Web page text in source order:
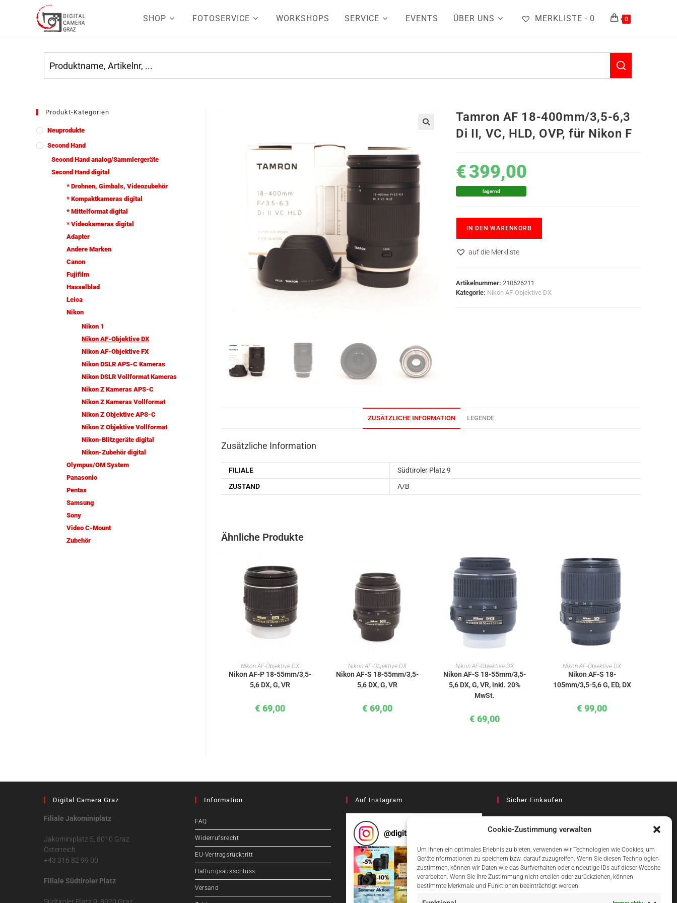
Cookie-Zustimmung verwalten
Um Ihnen ein optimales Erlebnis zu bieten, verwenden wir Technologien wie Cookies, um
Geräteinformationen zu speichern bzw. darauf zuzugreifen. Wenn Sie diesen Technologien
zustimmen, können wir Daten wie das Surfverhalten oder eindeutige IDs auf dieser Website
verarbeiten. Wenn Sie Ihre Zustimmung nicht erteilen oder zurückziehen, können
bestimmte Merkmale und Funktionen beeinträchtigt werden.
SHOP FOTOSERVICE WORKSHOPS SERVICE EVENTS ÜBER UNS MERKLISTE - 0 0
Tamron AF 18-400mm/3,5-6,3
Di II, VC, HLD, OVP, für Nikon F
€399,00
lagernd
IN DEN WARENKORB
auf die Merkliste
Artikelnummer:210526211
Kategorie: Nikon AF-Objektive DX
ZUSÄTZLICHE INFORMATION LEGENDE
Zusätzliche Information
FILIALE
Südtiroler Platz 9
ZUSTAND
A/B
Ähnliche Produkte
IN DEN WARENKORB
Nikon AF-Objektive DX
Nikon AF-P 18-55mm/3,5-
5,6 DX, G, VR
€ 69,00
IN DEN WARENKORB
Nikon AF-Objektive DX
Nikon AF-S 18-55mm/3,5-
5,6 DX, G, VR
€ 69,00
IN DEN WARENKORB
Nikon AF-Objektive DX
Nikon AF-S 18-55mm/3,5-
5,6 DX, G, VR, inkl. 20%
MwSt.
€ 69,00
IN DEN WARENKORB
Nikon AF-Objektive DX
Nikon AF-S 18-
105mm/3,5-5,6 G, ED, DX
€ 99,00
Produkt-Kategorien
Neuprodukte
Second Hand
Second Hand analog/Sammlergeräte
Second Hand digital
* Drohnen, Gimbals, Videozubehör
* Kompaktkameras digital
* Mittelformat digital
* Videokameras digital
Adapter
Andere Marken
Canon
Fujifilm
Hasselblad
Leica
Nikon
Nikon 1
Nikon AF-Objektive DX
Nikon AF-Objektive FX
Nikon DSLR APS-C Kameras
Nikon DSLR Vollformat Kameras
Nikon Z Kameras APS-C
Nikon Z Kameras Vollformat
Nikon Z Objektive APS-C
Nikon Z Objektive Vollformat
Nikon-Blitzgeräte digital
Nikon-Zubehör digital
Olympus/OM System
Panasonic
Pentax
Samsung
Sony
Video C-Mount
Zubehör
Digital Camera Graz
Filiale Jakominiplatz
Jakominiplatz 5, 8010 Graz
Österreich
+43 316 82 99 00
Filiale Südtiroler Platz
Südtiroler Platz 9, 8020 Graz
Information
FAQ
Widerrufsrecht
EU-Vertragsrücktritt
Haftungsausschluss
Versand
Auf Instagram
@digitalcameragraz
Sicher Einkaufen
Einfach Online Bezahlen